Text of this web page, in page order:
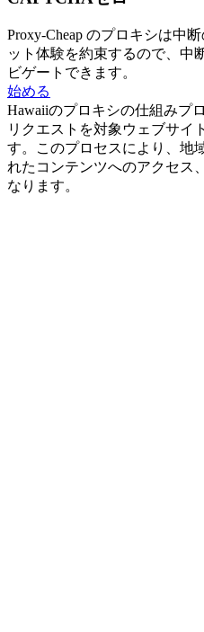
Proxy-Cheap のプロキシは中
ット体験を約束するので、中
ビゲートできます。
始める
Hawaiiのプロキシの仕組みプ
リクエストを対象ウェブサイ
す。このプロセスにより、地
れたコンテンツへのアクセス
なります。